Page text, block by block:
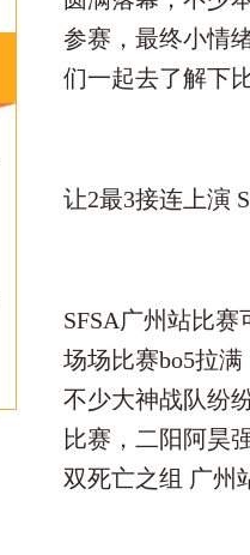
参赛，最终小情
们一起去了解下
让2最3接连上演
SFSA广州站比
场场比赛bo5拉
不少大神战队纷
比赛，二阳阿昊
双死亡之组 广州